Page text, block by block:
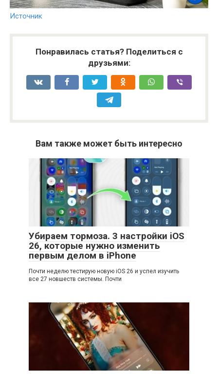
Источник
Понравилась статья? Поделиться с
друзьями:
Вам также может быть интересно
Убираем тормоза. 3 настройки iOS
26, которые нужно изменить
первым делом в iPhone
Почти неделю тестирую новую iOS 26 и успел изучить
все 27 новшеств системы. Почти